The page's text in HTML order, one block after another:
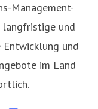
Management-
und
und
im Land